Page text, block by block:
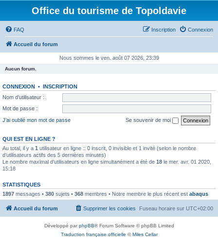
Office du tourisme de Topoldavie
FAQ Connexion
Inscription
Accueil du forum
Nous sommes le ven. août 07 2026, 23:39
Aucun forum.
CONNEXION • INSCRIPTION
Nom d’utilisateur :
Mot de passe :
J’ai oublié mon mot de passe
Se souvenir de moi
QUI EST EN LIGNE ?
Au total, il y a 1 utilisateur en ligne :: 0 inscrit, 0 invisible et 1 invité (selon le nombre
d’utilisateurs actifs des 5 dernières minutes)
Le nombre maximal d’utilisateurs en ligne simultanément a été de 18 le mer. avr. 01 2020,
15:18
STATISTIQUES
1897 messages • 380 sujets • 368 membres • Notre membre le plus récent est abaqus
Accueil du forum Fuseau horaire sur UTC+02:00
Supprimer les cookies
Développé parphpBB® Forum Software © phpBB Limited
Traduction française officielle ©Miles Cellar